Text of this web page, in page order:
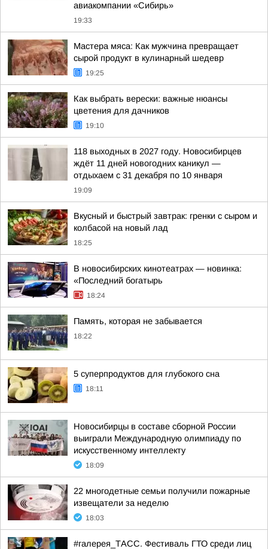
авиакомпании «Сибирь»
19:33
Мастера мяса: Как мужчина превращает
сырой продукт в кулинарный шедевр
19:25
Как выбрать верески: важные нюансы
цветения для дачников
19:10
118 выходных в 2027 году. Новосибирцев
ждёт 11 дней новогодних каникул —
отдыхаем с 31 декабря по 10 января
19:09
Вкусный и быстрый завтрак: гренки с сыром и
колбасой на новый лад
18:25
В новосибирских кинотеатрах — новинка:
«Последний богатырь
18:24
Память, которая не забывается
18:22
5 суперпродуктов для глубокого сна
18:11
Новосибирцы в составе сборной России
выиграли Международную олимпиаду по
искусственному интеллекту
18:09
22 многодетные семьи получили пожарные
извещатели за неделю
18:03
#галерея_ТАСС. Фестиваль ГТО среди лиц